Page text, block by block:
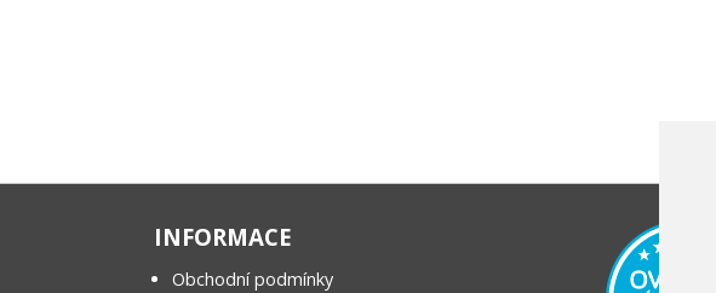
INFORMACE
Obchodní podmínky